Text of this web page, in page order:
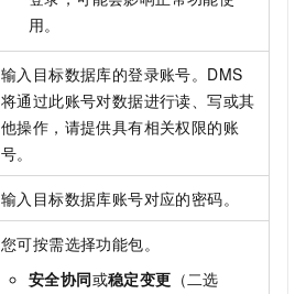
用。
输入目标数据库的登录账号。DMS
将通过此账号对数据进行读、写或其
他操作，请提供具有相关权限的账
号。
输入目标数据库账号对应的密码。
您可按需选择功能包。
安全协同或稳定变更 （二选